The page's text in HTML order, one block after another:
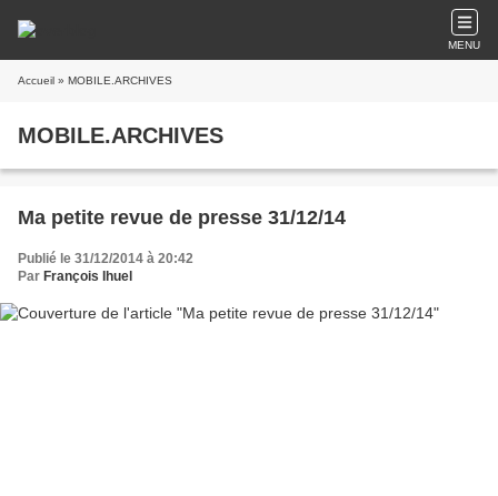
MENU
Accueil » MOBILE.ARCHIVES
MOBILE.ARCHIVES
Ma petite revue de presse 31/12/14
Publié le 31/12/2014 à 20:42
Par François Ihuel